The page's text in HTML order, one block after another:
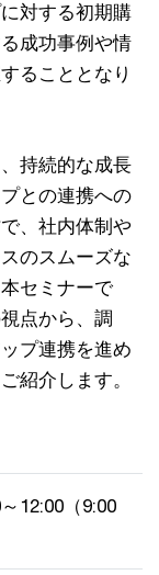
対する初期購
成功事例や情
ることとなり
持続的な成長
との連携への
、社内体制や
のスムーズな
セミナーで
点から、調
プ連携を進め
紹介します。
12:00（9:00